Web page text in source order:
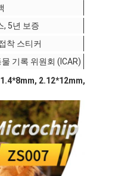
, 5년 보증
착 스티커
기록 위원회 (ICAR)
2.12*12mm,